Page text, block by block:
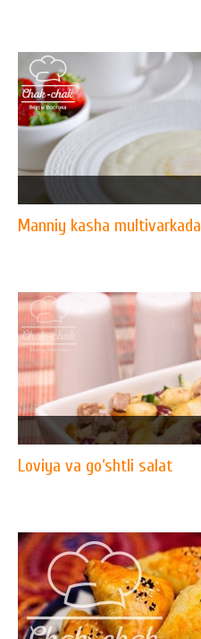
Manniy kasha multivarkada
Loviya va go‘shtli salat